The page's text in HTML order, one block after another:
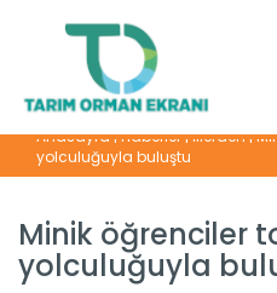
Anasayfa|Haberler|İllerden|
yolculuğuyla buluştu
Minik öğrenciler
yolculuğuyla